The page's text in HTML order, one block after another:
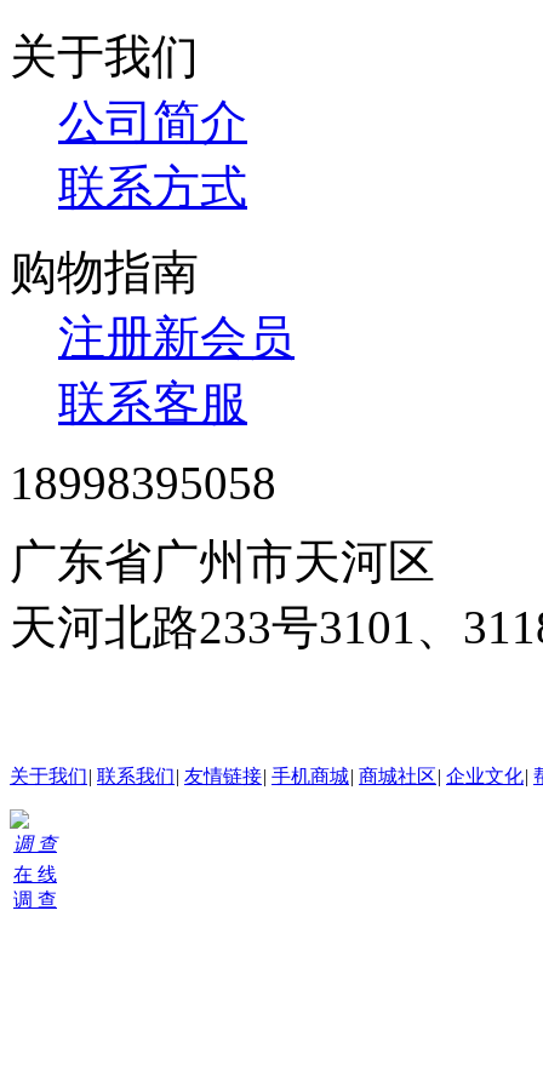
关于我们
公司简介
联系方式
购物指南
注册新会员
联系客服
18998395058
广东省广州市天河区
天河北路233号3101、
关于我们| 联系我们| 友情链接| 手机商城| 商城社区| 企业文化|
调 查
在 线
调 查